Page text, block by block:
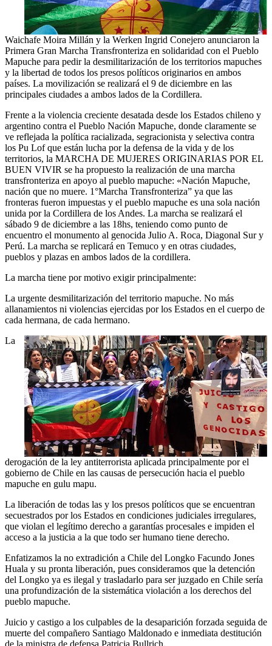
Waichafe Moira Millán y la Werken Ingrid Conejero anunciaron la
Primera Gran Marcha Transfronteriza en solidaridad con el Pueblo
Mapuche para pedir la desmilitarización de los territorios mapuches
y la libertad de todos los presos políticos originarios en ambos
países. La movilización se realizará el 9 de diciembre en las
principales ciudades a ambos lados de la Cordillera.
Frente a la violencia creciente desatada desde los Estados chileno y
argentino contra el Pueblo Nación Mapuche, donde claramente se
ve reflejada la política racializada, segracionista y selectiva contra
los Pu Lof que están lucha por la defensa de la vida y de los
territorios, la MARCHA DE MUJERES ORIGINARIAS POR EL
BUEN VIVIR se ha propuesto la realización de una marcha
transfronteriza en apoyo al pueblo mapuche: «Nación Mapuche,
nación que no muere. 1°Marcha Transfronteriza” ya que las
fronteras fueron impuestas y el pueblo mapuche es una sola nación
unida por la Cordillera de los Andes. La marcha se realizará el
sábado 9 de diciembre a las 18hs, teniendo como punto de
encuentro el monumento al genocida Julio A. Roca, Diagonal Sur y
Perú. La marcha se replicará en Temuco y en otras ciudades,
pueblos y plazas en ambos lados de la cordillera.
La marcha tiene por motivo exigir principalmente:
La urgente desmilitarización del territorio mapuche. No más
allanamientos ni violencias ejercidas por los Estados en el cuerpo de
cada hermana, de cada hermano.
La
derogación de la ley antiterrorista aplicada principalmente por el
gobierno de Chile en las causas de persecución hacia el pueblo
mapuche en gulu mapu.
La liberación de todas las y los presos políticos que se encuentran
secuestrados por los Estados en condiciones judiciales irregulares,
que violan el legítimo derecho a garantías procesales e impiden el
acceso a la justicia a la que todo ser humano tiene derecho.
Enfatizamos la no extradición a Chile del Longko Facundo Jones
Huala y su pronta liberación, pues consideramos que la detención
del Longko ya es ilegal y trasladarlo para ser juzgado en Chile sería
una profundización de la sistemática violación a los derechos del
pueblo mapuche.
Juicio y castigo a los culpables de la desaparición forzada seguida de
muerte del compañero Santiago Maldonado e inmediata destitución
de la ministra de defensa Patricia Bullrich.